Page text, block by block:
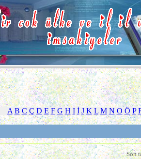
A B C Ç D E F G H I İ J K L M N O Ö P
Son